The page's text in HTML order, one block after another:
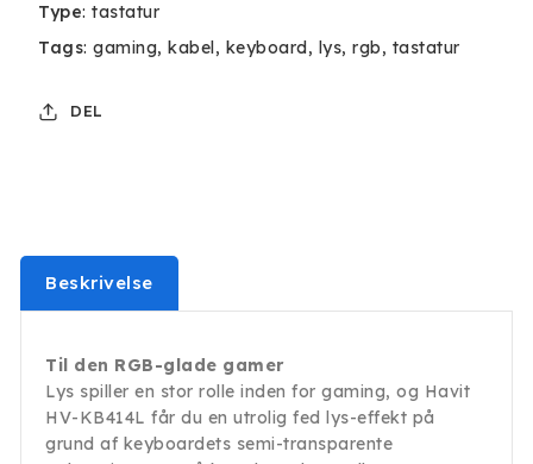
Type: tastatur
Tags: gaming kabel keyboard lys rgb tastatur
DEL
Beskrivelse
Til den RGB-glade gamer
Lys spiller en stor rolle inden for gaming, og Havit
HV-KB414L får du en utrolig fed lys-effekt på
grund af keyboardets semi-transparente